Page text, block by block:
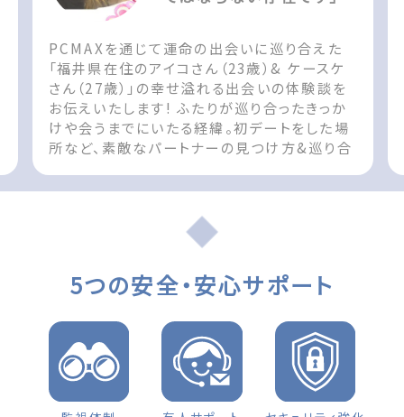
PCMAXを通じて運命の出会いに巡り合えた
「福井県在住のアイコさん（23歳）& ケースケ
さん（27歳）」の幸せ溢れる出会いの体験談を
お伝えいたします! ふたりが巡り合ったきっか
けや会うまでにいたる経緯。初デートをした場
所など、素敵なパートナーの見つけ方&巡り合
post 出会いの体験談 福井県 女性（23歳）
appeared on 出会いマッチングサイト
5つの安全・安心サポート